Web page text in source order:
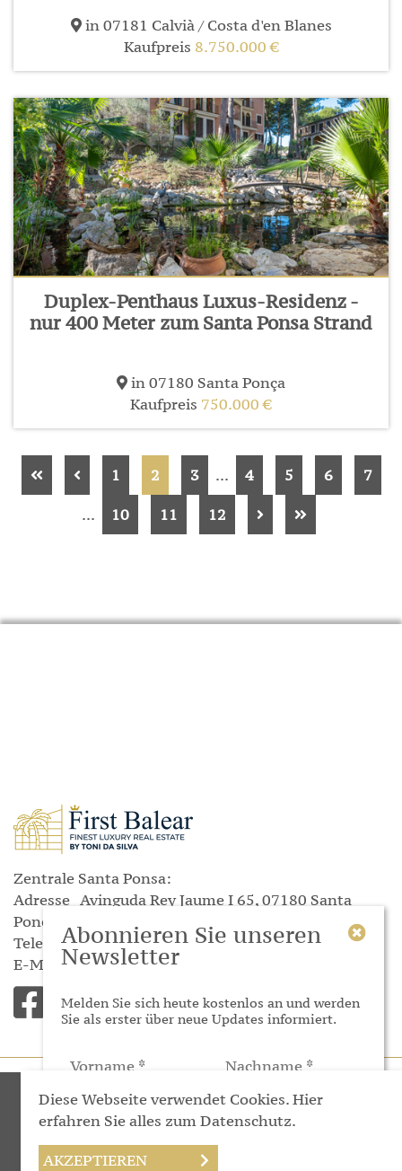
in 07181 Calvià / Costa d'en Blanes
Kaufpreis 8.750.000 €
Duplex-Penthaus Luxus-Residenz -
nur 400 Meter zum Santa Ponsa Strand
in 07180 Santa Ponça
Kaufpreis 750.000 €
1 2 3 ... 4 5 6
7
...
10 11 12
Zentrale Santa Ponsa:
Adresse Avinguda Rey Jaume I 65, 07180 Santa
Ponça
Telefon
(+34) 871 045 644
E-Mail
info@dasilva-mallorcaimmobilien.com
© First balear S.L.
Schreiben Sie uns WhatsApp Kontakt
Datenschutz
Abonnieren Sie unseren
Newsletter
Melden Sie sich heute kostenlos an und werden
Sie als erster über neue Updates informiert.
Diese Webseite verwendet Cookies. Hier
erfahren Sie alles zum Datenschutz.
AKZEPTIEREN